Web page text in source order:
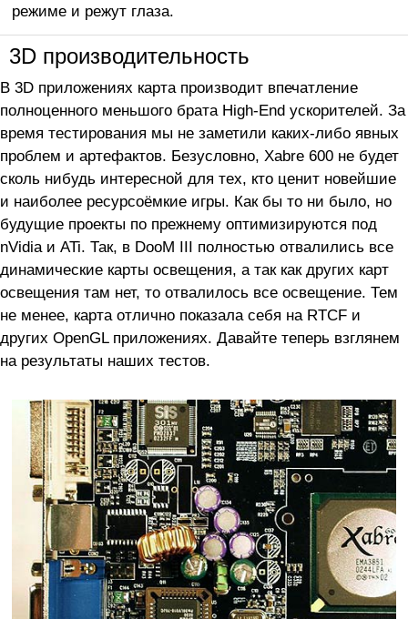
режиме и режут глаза.
3D производительность
В 3D приложениях карта производит впечатление
полноценного меньшого брата High-End ускорителей. За
время тестирования мы не заметили каких-либо явных
проблем и артефактов. Безусловно, Xabre 600 не будет
сколь нибудь интересной для тех, кто ценит новейшие
и наиболее ресурсоёмкие игры. Как бы то ни было, но
будущие проекты по прежнему оптимизируются под
nVidia и ATi. Так, в DooM III полностью отвалились все
динамические карты освещения, а так как других карт
освещения там нет, то отвалилось все освещение. Тем
не менее, карта отлично показала себя на RTCF и
других OpenGL приложениях. Давайте теперь взглянем
на результаты наших тестов.